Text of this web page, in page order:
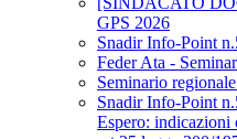
GPS 2026
Snadir Info-Point
Feder Ata -
Seminario
Snadir Info-Point
Espero: indicazioni